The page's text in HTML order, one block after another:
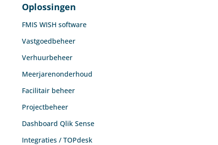
Oplossingen
FMIS WISH software
Vastgoedbeheer
Verhuurbeheer
Meerjarenonderhoud
Facilitair beheer
Projectbeheer
Dashboard Qlik Sense
Integraties / TOPdesk